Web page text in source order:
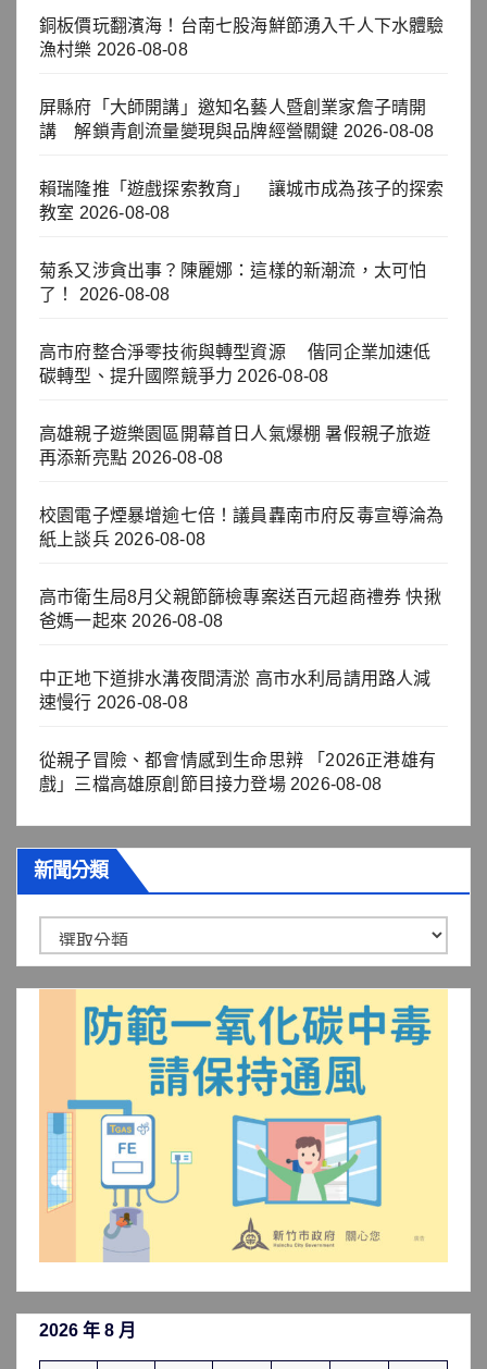
銅板價玩翻濱海！台南七股海鮮節湧入千人下水體驗
漁村樂 2026-08-08
屏縣府「大師開講」邀知名藝人暨創業家詹子晴開
講 解鎖青創流量變現與品牌經營關鍵 2026-08-08
賴瑞隆推「遊戲探索教育」 讓城市成為孩子的探索
教室 2026-08-08
菊系又涉貪出事？陳麗娜：這樣的新潮流，太可怕
了！
2026-08-08
高市府整合淨零技術與轉型資源 偕同企業加速低
碳轉型、提升國際競爭力 2026-08-08
高雄親子遊樂園區開幕首日人氣爆棚 暑假親子旅遊
再添新亮點 2026-08-08
校園電子煙暴增逾七倍！議員轟南市府反毒宣導淪為
紙上談兵 2026-08-08
高市衛生局8月父親節篩檢專案送百元超商禮券 快揪
爸媽一起來 2026-08-08
中正地下道排水溝夜間清淤 高市水利局請用路人減
速慢行 2026-08-08
從親子冒險、都會情感到生命思辨 「2026正港雄有
戲」三檔高雄原創節目接力登場 2026-08-08
新聞分類
聞
2026 年 8 月